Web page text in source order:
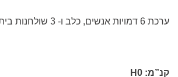
ערכת 6 דמויות אנשים, כלב ו- 3 שולחנות בית קפה בעמידה.
קנ”מ: H0